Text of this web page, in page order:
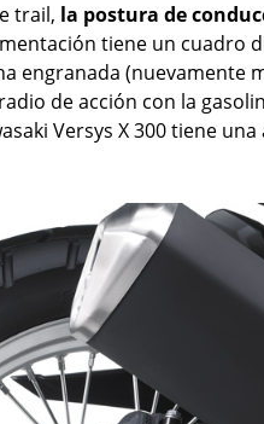
trail, la postura de
tiene un cuadro
engranada (nuevamente
de acción con la
Versys X 300 tiene